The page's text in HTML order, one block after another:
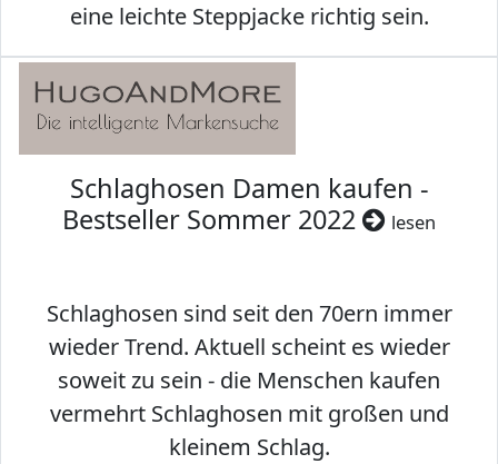
eine leichte Steppjacke richtig sein.
Schlaghosen Damen kaufen -
Bestseller Sommer 2022
lesen
Schlaghosen sind seit den 70ern immer
wieder Trend. Aktuell scheint es wieder
soweit zu sein - die Menschen kaufen
vermehrt Schlaghosen mit großen und
kleinem Schlag.